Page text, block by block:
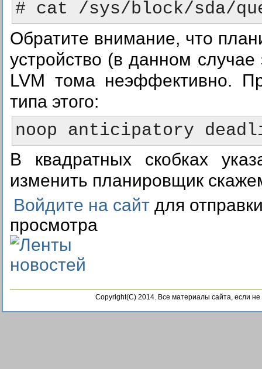
Обратите внимание, что
устройство (в данном
LVM тома неэффективно.
типа этого:
В квадратных скобках
изменить планировщик
Войдите на сайт для
просмотра
Copyright(C) 2014. Все материалы сайта, если